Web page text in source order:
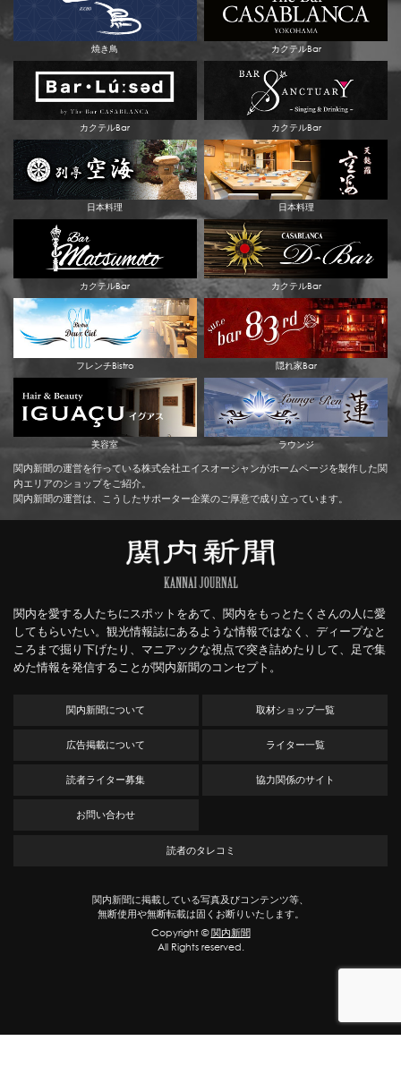
焼き鳥 カクテルBar
カクテルBar カクテルBar
日本料理 日本料理
カクテルBar カクテルBar
フレンチBistro 隠れ家Bar
美容室 ラウンジ
関内新聞の運営を行っている株式会社エイスオーシャンがホームページを製作した関
内エリアのショップをご紹介。
関内新聞の運営は、こうしたサポーター企業のご厚意で成り立っています。
関内を愛する人たちにスポットをあて、関内をもっとたくさんの人に愛
してもらいたい。観光情報誌にあるような情報ではなく、ディープなと
ころまで掘り下げたり、マニアックな視点で突き詰めたりして、足で集
めた情報を発信することが関内新聞のコンセプト。
関内新聞について 取材ショップ一覧
広告掲載について ライター一覧
読者ライター募集 協力関係のサイト
お問い合わせ
読者のタレコミ
関内新聞に掲載している写真及びコンテンツ等、
無断使用や無断転載は固くお断りいたします。
Copyright ©関内新聞
All Rights reserved.